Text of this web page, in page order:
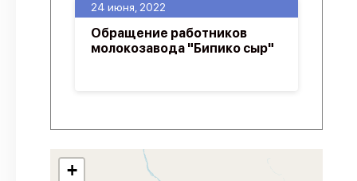
24 июня, 2022
Обращение работников
молокозавода "Бипико сыр"
+